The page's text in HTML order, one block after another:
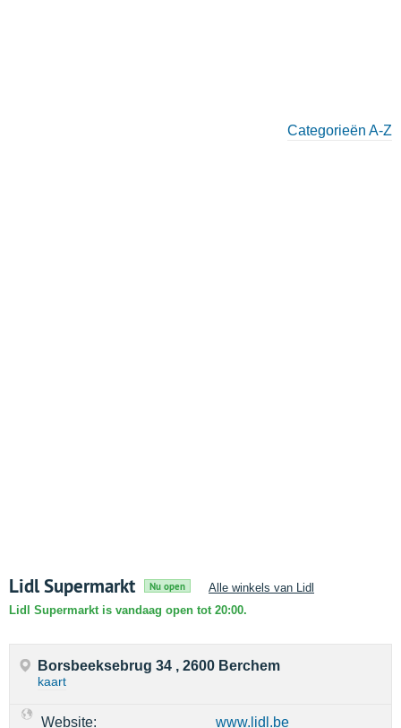
Categorieën A-Z
Lidl Supermarkt Nu open
Alle winkels van Lidl
Lidl Supermarkt is vandaag open tot 20:00.
Borsbeeksebrug 34 , 2600 Berchem
kaart
Website: www.lidl.be